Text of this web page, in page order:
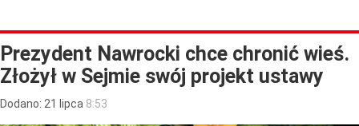
Prezydent Nawrocki chce chronić wieś.
Złożył w Sejmie swój projekt ustawy
Dodano: 21 lipca 8:53